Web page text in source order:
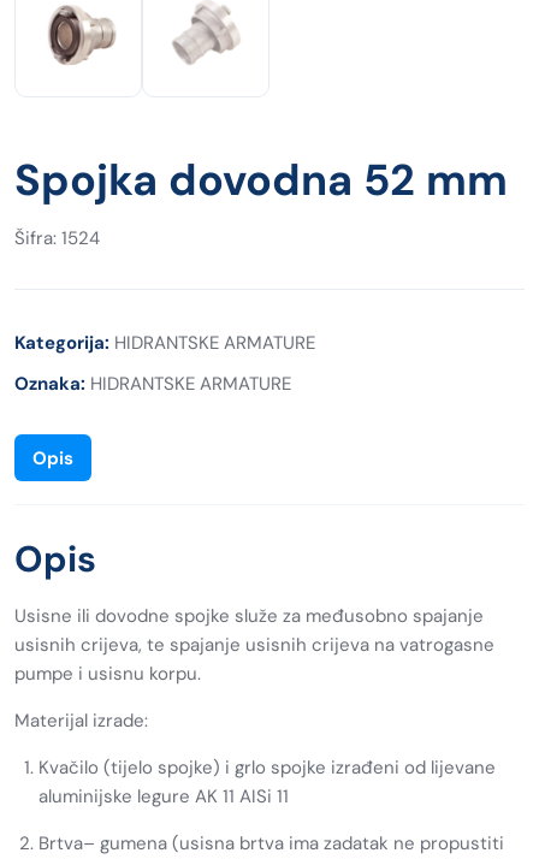
Spojka dovodna 52 mm
Šifra: 1524
Kategorija: HIDRANTSKE ARMATURE
Oznaka: HIDRANTSKE ARMATURE
Opis
Opis
Usisne ili dovodne spojke služe za međusobno spajanje
usisnih crijeva, te spajanje usisnih crijeva na vatrogasne
pumpe i usisnu korpu.
Materijal izrade:
Kvačilo (tijelo spojke) i grlo spojke izrađeni od lijevane
aluminijske legure AK 11 AISi 11
Brtva– gumena (usisna brtva ima zadatak ne propustiti